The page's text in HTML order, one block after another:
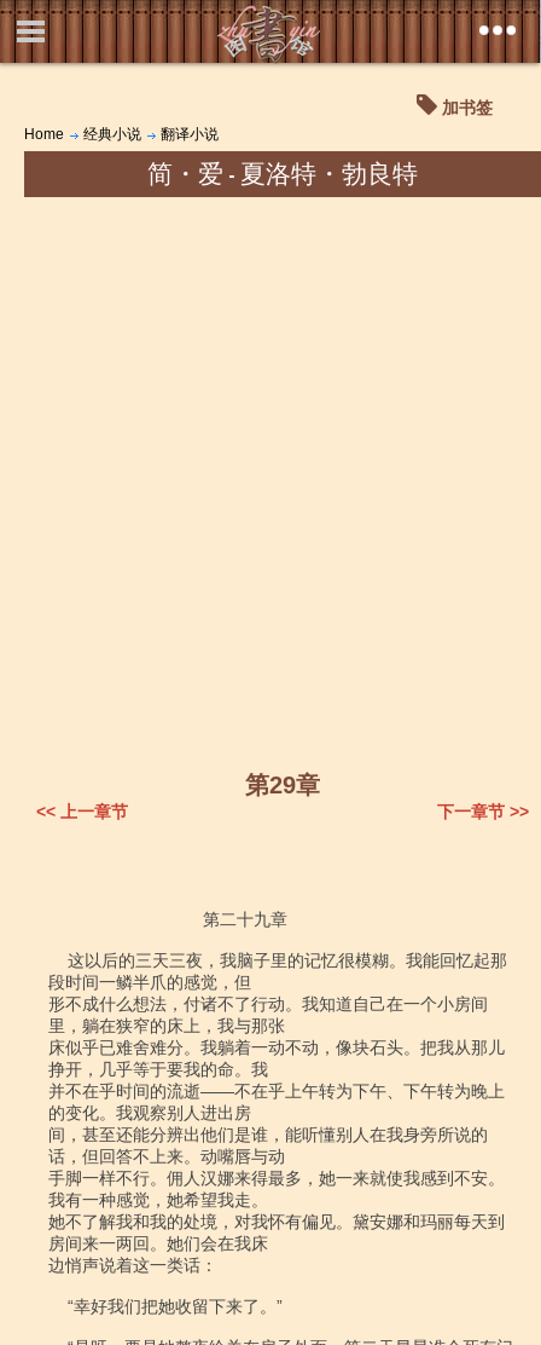
加书签
Home 经典小说 翻译小说
简・爱 - 夏洛特・勃良特
第29章
<< 上一章节 下一章节 >>
段时间一鳞半爪的感觉，但
形不成什么想法，付诸不了行动。我知道自己在一个小房间
里，躺在狭窄的床上，我与那张
床似乎已难舍难分。我躺着一动不动，像块石头。把我从那儿
挣开，几乎等于要我的命。我
并不在乎时间的流逝――不在乎上午转为下午、下午转为晚上
的变化。我观察别人进出房
间，甚至还能分辨出他们是谁，能听懂别人在我身旁所说的
话，但回答不上来。动嘴唇与动
手脚一样不行。佣人汉娜来得最多，她一来就使我感到不安。
我有一种感觉，她希望我走。
她不了解我和我的处境，对我怀有偏见。黛安娜和玛丽每天到
房间来一两回。她们会在我床
边悄声说着这一类话：